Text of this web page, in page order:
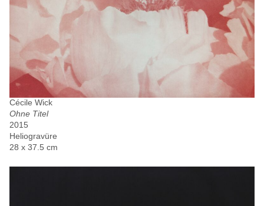
Cécile Wick
Ohne Titel
2015
Heliogravüre
28 x 37.5 cm